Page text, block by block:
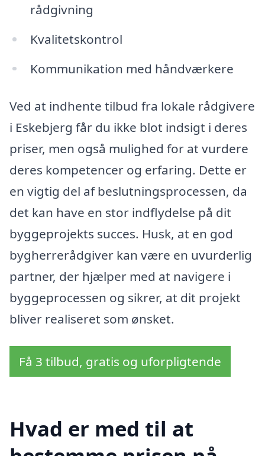
rådgivning
Kvalitetskontrol
Kommunikation med håndværkere
Ved at indhente tilbud fra lokale rådgivere
i Eskebjerg får du ikke blot indsigt i deres
priser, men også mulighed for at vurdere
deres kompetencer og erfaring. Dette er
en vigtig del af beslutningsprocessen, da
det kan have en stor indflydelse på dit
byggeprojekts succes. Husk, at en god
bygherrerådgiver kan være en uvurderlig
partner, der hjælper med at navigere i
byggeprocessen og sikrer, at dit projekt
bliver realiseret som ønsket.
Få 3 tilbud, gratis og uforpligtende
Hvad er med til at